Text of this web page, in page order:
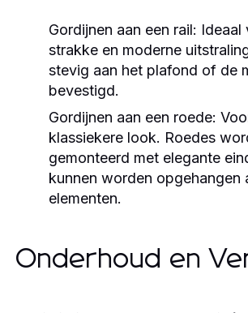
Gordijnen aan een rail: Ideaal
strakke en moderne
stevig aan het plafond of de
bevestigd.
Gordijnen aan een roede:
klassiekere look. Roedes
gemonteerd met elegante
kunnen worden opgehangen
elementen.
Onderhoud en